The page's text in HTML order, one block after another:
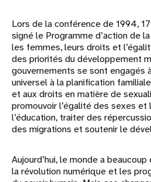
Lors de la conférence de 1994,
signé le Programme d’action de
les femmes, leurs droits et
des priorités du développement
gouvernements se sont engagés
universel à la planification
et aux droits en matière de
promouvoir l’égalité des sexes et
l’éducation, traiter des
des migrations et soutenir le
Aujourd’hui, le monde a
la révolution numérique et les